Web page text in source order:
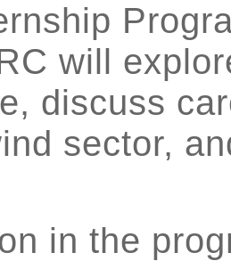
will
discuss
sector,
in the